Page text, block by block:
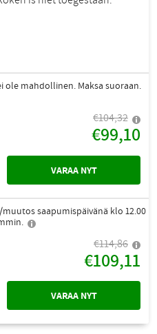
ole mahdollinen. Maksa suoraan.
€104,32
€99,10
VARAA NYT
saapumispäivänä klo 12.00
€114,86
€109,11
VARAA NYT